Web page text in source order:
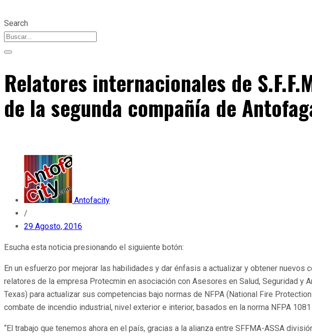
Search
Relatores internacionales de
de la segunda compañía de
Antofacity
/
29 Agosto, 2016
Esucha esta noticia presionando el siguiente botón:
En un esfuerzo por mejorar las habilidades y dar énfasis a actualizar y obtener
relatores de la empresa Protecmin en asociación con Asesores en Salud, Seguridad y
Texas) para actualizar sus competencias bajo normas de NFPA (National Fire
combate de incendio industrial, nivel exterior e interior, basados en la norma NFPA
“El trabajo que tenemos ahora en el país, gracias a la alianza entre SFFMA-ASSA